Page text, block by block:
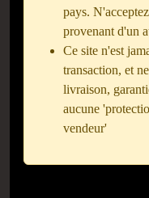
pays.
provenant d'un
Ce site n'est
transaction, et
livraison,
aucune
vendeur'